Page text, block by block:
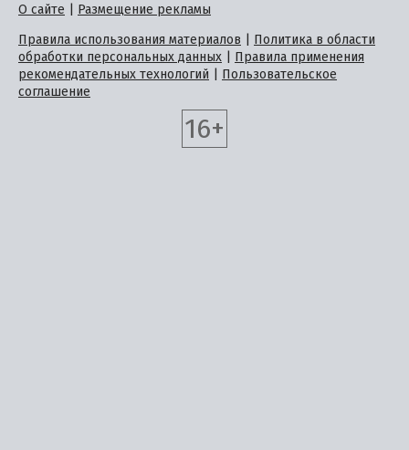
О сайте
Размещение рекламы
Правила использования материалов
Политика в области
обработки персональных данных
Правила применения
рекомендательных технологий
Пользовательское
соглашение
16+